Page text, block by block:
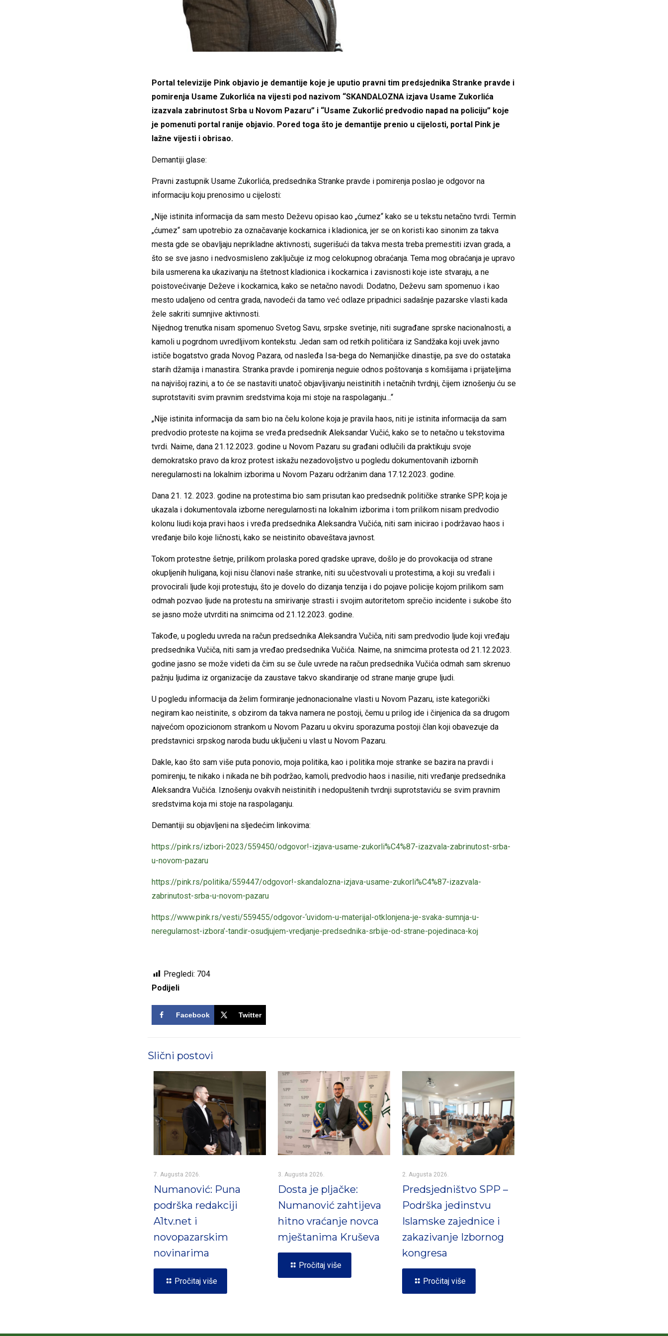
Portal televizije Pink objavio je demantije koje je uputio pravni tim predsjednika Stranke pravde i
pomirenja Usame Zukorlića na vijesti pod nazivom “SKANDALOZNA izjava Usame Zukorlića
izazvala zabrinutost Srba u Novom Pazaru” i “Usame Zukorlić predvodio napad na policiju” koje
je pomenuti portal ranije objavio. Pored toga što je demantije prenio u cijelosti, portal Pink je
lažne vijesti i obrisao.
Demantiji glase:
Pravni zastupnik Usame Zukorlića, predsednika Stranke pravde i pomirenja poslao je odgovor na
informaciju koju prenosimo u cijelosti:
„Nije istinita informacija da sam mesto Deževu opisao kao „ćumez“ kako se u tekstu netačno tvrdi. Termin
„ćumez“ sam upotrebio za označavanje kockarnica i kladionica, jer se on koristi kao sinonim za takva
mesta gde se obavljaju neprikladne aktivnosti, sugerišući da takva mesta treba premestiti izvan grada, a
što se sve jasno i nedvosmisleno zaključuje iz mog celokupnog obraćanja. Tema mog obraćanja je upravo
bila usmerena ka ukazivanju na štetnost kladionica i kockarnica i zavisnosti koje iste stvaraju, a ne
poistovećivanje Deževe i kockarnica, kako se netačno navodi. Dodatno, Deževu sam spomenuo i kao
mesto udaljeno od centra grada, navodeći da tamo već odlaze pripadnici sadašnje pazarske vlasti kada
žele sakriti sumnjive aktivnosti.
Nijednog trenutka nisam spomenuo Svetog Savu, srpske svetinje, niti sugrađane sprske nacionalnosti, a
kamoli u pogrdnom uvredljivom kontekstu. Jedan sam od retkih političara iz Sandžaka koji uvek javno
ističe bogatstvo grada Novog Pazara, od nasleđa Isa-bega do Nemanjičke dinastije, pa sve do ostataka
starih džamija i manastira. Stranka pravde i pomirenja neguie odnos poštovanja s komšijama i prijateljima
na najvišoj razini, a to će se nastaviti unatoč objavljivanju neistinitih i netačnih tvrdnji, čijem iznošenju ću se
suprotstaviti svim pravnim sredstvima koja mi stoje na raspolaganju…“
„Nije istinita informacija da sam bio na čelu kolone koja je pravila haos, niti je istinita informacija da sam
predvodio proteste na kojima se vređa predsednik Aleksandar Vučić, kako se to netačno u tekstovima
tvrdi. Naime, dana 21.12.2023. godine u Novom Pazaru su građani odlučili da praktikuju svoje
demokratsko pravo da kroz protest iskažu nezadovoljstvo u pogledu dokumentovanih izbornih
neregularnosti na lokalnim izborima u Novom Pazaru održanim dana 17.12.2023. godine.
Dana 21. 12. 2023. godine na protestima bio sam prisutan kao predsednik političke stranke SPP, koja je
ukazala i dokumentovala izborne neregularnosti na lokalnim izborima i tom prilikom nisam predvodio
kolonu liudi koja pravi haos i vređa predsednika Aleksandra Vučića, niti sam inicirao i podržavao haos i
vređanje bilo koje ličnosti, kako se neistinito obaveštava javnost.
Tokom protestne šetnje, prilikom prolaska pored qradske uprave, došlo je do provokacija od strane
okupljenih huligana, koji nisu članovi naše stranke, niti su učestvovali u protestima, a koji su vređali i
provocirali ljude koji protestuju, što je dovelo do dizanja tenzija i do pojave policije kojom prilikom sam
odmah pozvao ljude na protestu na smirivanje strasti i svojim autoritetom sprečio incidente i sukobe što
se jasno može utvrditi na snimcima od 21.12.2023. godine.
Takođe, u pogledu uvreda na račun predsednika Aleksandra Vučiča, niti sam predvodio ljude koji vređaju
predsednika Vučiča, niti sam ja vređao predsednika Vučića. Naime, na snimcima protesta od 21.12.2023.
godine jasno se može videti da čim su se čule uvrede na račun predsednika Vučića odmah sam skrenuo
pažnju ljudima iz organizacije da zaustave takvo skandiranje od strane manje grupe ljudi.
U pogledu informacija da želim formiranje jednonacionalne vlasti u Novom Pazaru, iste kategorički
negiram kao neistinite, s obzirom da takva namera ne postoji, čemu u prilog ide i činjenica da sa drugom
najvećom opozicionom strankom u Novom Pazaru u okviru sporazuma postoji član koji obavezuje da
predstavnici srpskog naroda budu uključeni u vlast u Novom Pazaru.
Dakle, kao što sam više puta ponovio, moja politika, kao i politika moje stranke se bazira na pravdi i
pomirenju, te nikako i nikada ne bih podržao, kamoli, predvodio haos i nasilie, niti vređanje predsednika
Aleksandra Vučića. Iznošenju ovakvih neistinitih i nedopuštenih tvrdnji suprotstaviću se svim pravnim
sredstvima koja mi stoje na raspolaganju.
Demantiji su objavljeni na sljedećim linkovima:
https://pink.rs/izbori-2023/559450/odgovor!-izjava-usame-zukorli%C4%87-izazvala-zabrinutost-srba-
u-novom-pazaru
https://pink.rs/politika/559447/odgovor!-skandalozna-izjava-usame-zukorli%C4%87-izazvala-
zabrinutost-srba-u-novom-pazaru
https://www.pink.rs/vesti/559455/odgovor-‘uvidom-u-materijal-otklonjena-je-svaka-sumnja-u-
neregularnost-izbora’-tandir-osudjujem-vredjanje-predsednika-srbije-od-strane-pojedinaca-koj
Pregledi: 704
Podijeli
Facebook Twitter
Slični postovi
7. Augusta 2026.
Numanović: Puna
podrška redakciji
A1tv.net i
novopazarskim
novinarima
Pročitaj više
3. Augusta 2026.
Dosta je pljačke:
Numanović zahtijeva
hitno vraćanje novca
mještanima Kruševa
Pročitaj više
2. Augusta 2026.
Predsjedništvo SPP –
Podrška jedinstvu
Islamske zajednice i
zakazivanje Izbornog
kongresa
Pročitaj više